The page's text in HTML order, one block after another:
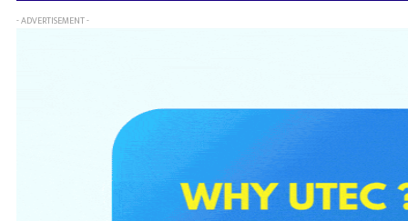
- ADVERTISEMENT -